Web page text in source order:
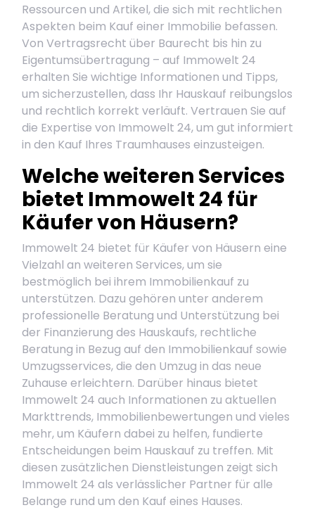
Ressourcen und Artikel, die sich mit rechtlichen
Aspekten beim Kauf einer Immobilie befassen.
Von Vertragsrecht über Baurecht bis hin zu
Eigentumsübertragung – auf Immowelt 24
erhalten Sie wichtige Informationen und Tipps,
um sicherzustellen, dass Ihr Hauskauf reibungslos
und rechtlich korrekt verläuft. Vertrauen Sie auf
die Expertise von Immowelt 24, um gut informiert
in den Kauf Ihres Traumhauses einzusteigen.
Welche weiteren Services
bietet Immowelt 24 für
Käufer von Häusern?
Immowelt 24 bietet für Käufer von Häusern eine
Vielzahl an weiteren Services, um sie
bestmöglich bei ihrem Immobilienkauf zu
unterstützen. Dazu gehören unter anderem
professionelle Beratung und Unterstützung bei
der Finanzierung des Hauskaufs, rechtliche
Beratung in Bezug auf den Immobilienkauf sowie
Umzugsservices, die den Umzug in das neue
Zuhause erleichtern. Darüber hinaus bietet
Immowelt 24 auch Informationen zu aktuellen
Markttrends, Immobilienbewertungen und vieles
mehr, um Käufern dabei zu helfen, fundierte
Entscheidungen beim Hauskauf zu treffen. Mit
diesen zusätzlichen Dienstleistungen zeigt sich
Immowelt 24 als verlässlicher Partner für alle
Belange rund um den Kauf eines Hauses.